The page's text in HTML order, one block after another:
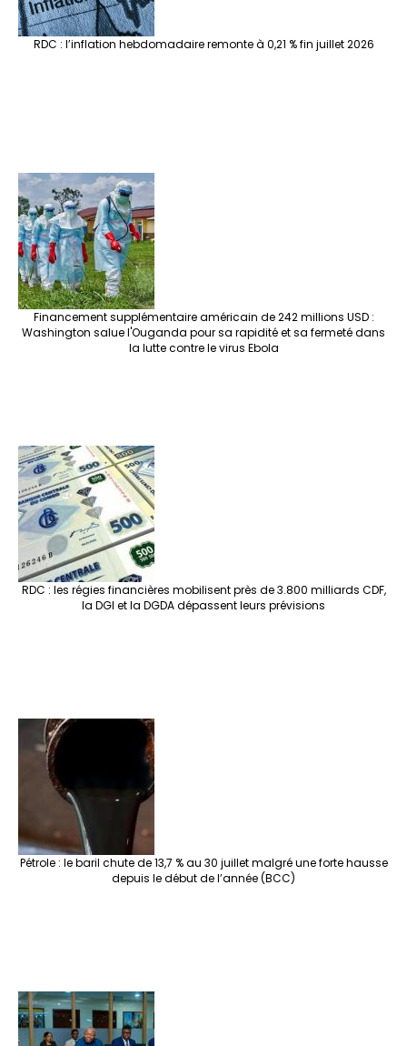
RDC : l’inflation hebdomadaire remonte à 0,21 % fin juillet 2026
Financement supplémentaire américain de 242 millions USD :
Washington salue l'Ouganda pour sa rapidité et sa fermeté dans
la lutte contre le virus Ebola
RDC : les régies financières mobilisent près de 3.800 milliards CDF,
la DGI et la DGDA dépassent leurs prévisions
Pétrole : le baril chute de 13,7 % au 30 juillet malgré une forte hausse
depuis le début de l’année (BCC)